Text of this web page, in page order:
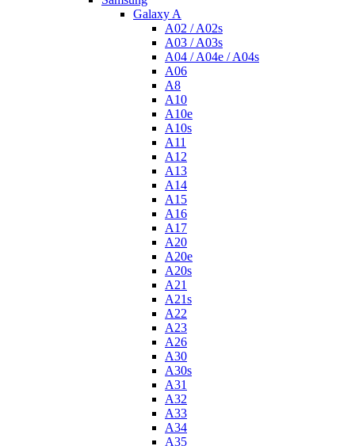
Galaxy A
A02 / A02s
A03 / A03s
A04 / A04e / A04s
A06
A8
A10
A10e
A10s
A11
A12
A13
A14
A15
A16
A17
A20
A20e
A20s
A21
A21s
A22
A23
A26
A30
A30s
A31
A32
A33
A34
A35